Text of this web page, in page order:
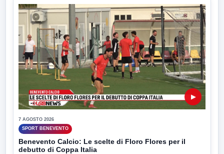
▶
7 AGOSTO 2026
SPORT BENEVENTO
Benevento Calcio: Le scelte di Floro Flores per il
debutto di Coppa Italia